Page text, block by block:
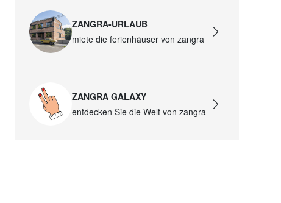
ZANGRA-URLAUB
miete die ferienhäuser von zangra
ZANGRA GALAXY
entdecken Sie die Welt von zangra